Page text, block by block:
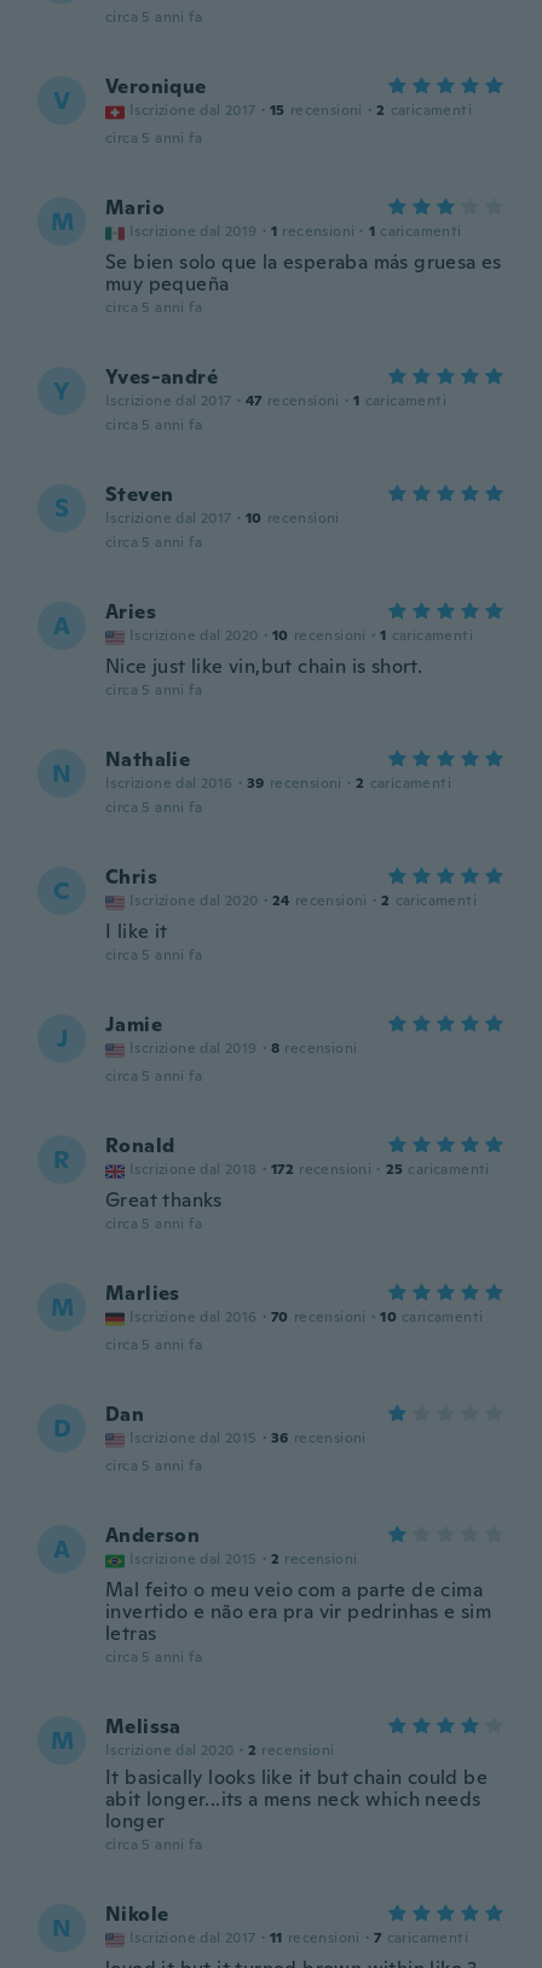
circa 5 anni fa
V Veronique
Iscrizione dal 2017 · 15 recensioni · 2 caricamenti
circa 5 anni fa
M Mario
Iscrizione dal 2019 · 1 recensioni · 1 caricamenti
Se bien solo que la esperaba más gruesa es
muy pequeña
circa 5 anni fa
Y Yves-andré
Iscrizione dal 2017 · 47 recensioni · 1 caricamenti
circa 5 anni fa
S Steven
Iscrizione dal 2017 · 10 recensioni
circa 5 anni fa
A Aries
Iscrizione dal 2020 · 10 recensioni · 1 caricamenti
Nice just like vin,but chain is short.
circa 5 anni fa
N Nathalie
Iscrizione dal 2016 · 39 recensioni · 2 caricamenti
circa 5 anni fa
C Chris
Iscrizione dal 2020 · 24 recensioni · 2 caricamenti
I like it
circa 5 anni fa
J Jamie
Iscrizione dal 2019 · 8 recensioni
circa 5 anni fa
R Ronald
Iscrizione dal 2018 · 172 recensioni · 25 caricamenti
Great thanks
circa 5 anni fa
M Marlies
Iscrizione dal 2016 · 70 recensioni · 10 caricamenti
circa 5 anni fa
D Dan
Iscrizione dal 2015 · 36 recensioni
circa 5 anni fa
A Anderson
Iscrizione dal 2015 · 2 recensioni
Mal feito o meu veio com a parte de cima
invertido e não era pra vir pedrinhas e sim
letras
circa 5 anni fa
M Melissa
Iscrizione dal 2020 · 2 recensioni
It basically looks like it but chain could be
abit longer...its a mens neck which needs
longer
circa 5 anni fa
N Nikole
Iscrizione dal 2017 · 11 recensioni · 7 caricamenti